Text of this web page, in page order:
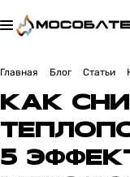
Главная Блог Статьи
КАК
5